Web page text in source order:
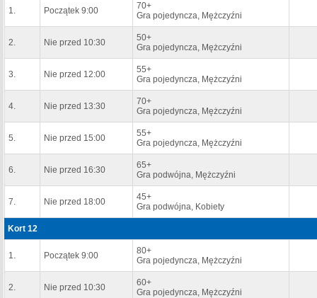
1. Początek 9:00
70+
Gra pojedyncza, Mężczyźni
2. Nie przed 10:30
50+
Gra pojedyncza, Mężczyźni
3. Nie przed 12:00
55+
Gra pojedyncza, Mężczyźni
4. Nie przed 13:30
70+
Gra pojedyncza, Mężczyźni
5. Nie przed 15:00
55+
Gra pojedyncza, Mężczyźni
6. Nie przed 16:30
65+
Gra podwójna, Mężczyźni
7. Nie przed 18:00
45+
Gra podwójna, Kobiety
Kort 12
1. Początek 9:00
80+
Gra pojedyncza, Mężczyźni
2. Nie przed 10:30
60+
Gra pojedyncza, Mężczyźni